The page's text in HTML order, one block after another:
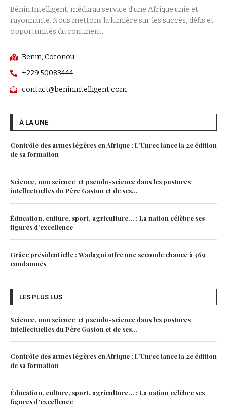
Bénin Intelligent, média au service d’une Afrique unie et
rayonnante. Nous mettons la lumière sur les succès, défis et
opportunités du continent.
Benin, Cotonou
+229 50083444
contact@beninintelligent.com
À LA UNE
Contrôle des armes légères en Afrique : L’Unrec lance la 2e édition
de sa formation
Science, non science et pseudo-science dans les postures
intellectuelles du Père Gaston et de ses...
Éducation, culture, sport, agriculture… : La nation célèbre ses
figures d’excellence
Grâce présidentielle : Wadagni offre une seconde chance à 369
condamnés
LES PLUS LUS
Science, non science et pseudo-science dans les postures
intellectuelles du Père Gaston et de ses...
Contrôle des armes légères en Afrique : L’Unrec lance la 2e édition
de sa formation
Éducation, culture, sport, agriculture… : La nation célèbre ses
figures d’excellence